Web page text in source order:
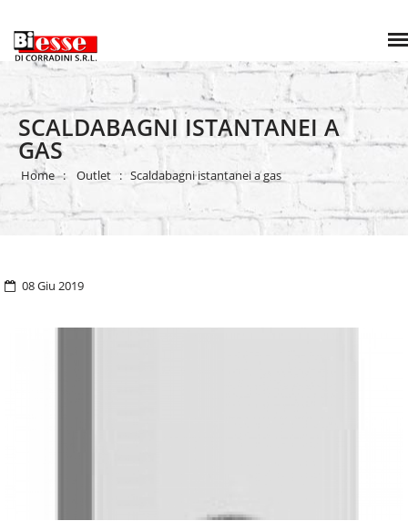
SCALDABAGNI ISTANTANEI A
GAS
Home Outlet Scaldabagni istantanei a gas
08 Giu 2019